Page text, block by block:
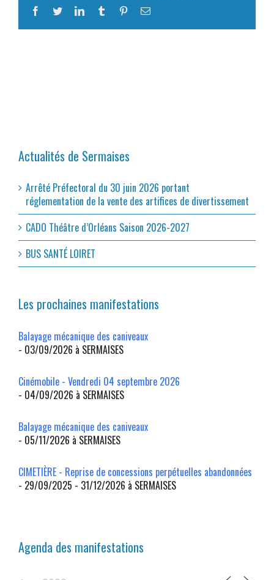
Facebook
TwitterLinkedInTumblr PinterestEmail
Actualités de Sermaises
Arrêté Préfectoral du 30 juin 2026 portant
réglementation de la vente des artifices de divertissement
CADO Théâtre d’Orléans Saison 2026-2027
BUS SANTÉ LOIRET
Les prochaines manifestations
Balayage mécanique des caniveaux
- 03/09/2026 à SERMAISES
Cinémobile - Vendredi 04 septembre 2026
- 04/09/2026 à SERMAISES
Balayage mécanique des caniveaux
- 05/11/2026 à SERMAISES
CIMETIÈRE - Reprise de concessions perpétuelles abandonnées
- 29/09/2025 - 31/12/2026 à SERMAISES
Agenda des manifestations